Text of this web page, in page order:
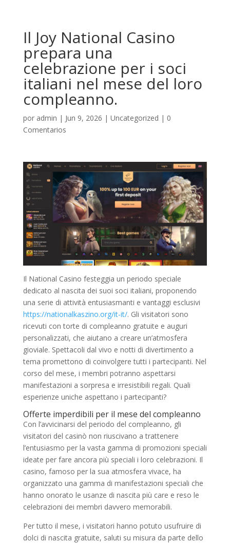
Il Joy National Casino
prepara una
celebrazione per i soci
italiani nel mese del loro
compleanno.
por admin | Jun 9, 2026 | Uncategorized | 0
Comentarios
Il National Casino festeggia un periodo speciale
dedicato al nascita dei suoi soci italiani, proponendo
una serie di attività entusiasmanti e vantaggi esclusivi
https://nationalkaszino.org/it-it/. Gli visitatori sono
ricevuti con torte di compleanno gratuite e auguri
personalizzati, che aiutano a creare un’atmosfera
gioviale. Spettacoli dal vivo e notti di divertimento a
tema promettono di coinvolgere tutti i partecipanti. Nel
corso del mese, i membri potranno aspettarsi
manifestazioni a sorpresa e irresistibili regali. Quali
esperienze uniche aspettano i partecipanti?
Offerte imperdibili per il mese del compleanno
Con l’avvicinarsi del periodo del compleanno, gli
visitatori del casinò non riuscivano a trattenere
l’entusiasmo per la vasta gamma di promozioni speciali
ideate per fare ancora più speciali i loro celebrazioni. Il
casino, famoso per la sua atmosfera vivace, ha
organizzato una gamma di manifestazioni speciali che
hanno onorato le usanze di nascita più care e reso le
celebrazioni dei membri davvero memorabili.
Per tutto il mese, i visitatori hanno potuto usufruire di
dolci di nascita gratuite, saluti su misura da parte dello